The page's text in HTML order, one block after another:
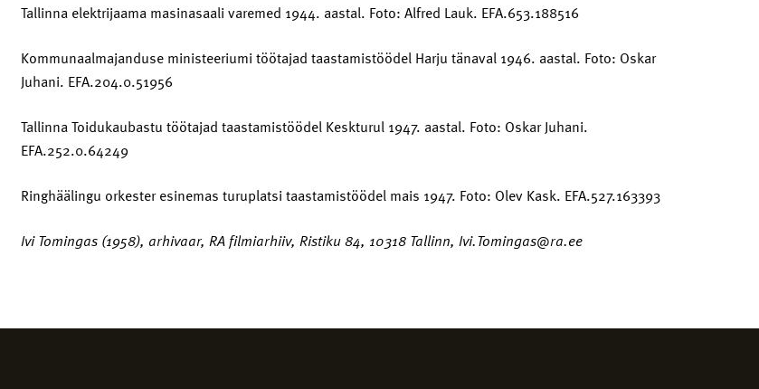
Tallinna elektrijaama masinasaali varemed 1944. aastal. Foto: Alfred Lauk. EFA.653.188516
Kommunaalmajanduse ministeeriumi töötajad taastamistöödel Harju tänaval 1946. aastal. Foto: Oskar
Juhani. EFA.204.0.51956
Tallinna Toidukaubastu töötajad taastamistöödel Keskturul 1947. aastal. Foto: Oskar Juhani.
EFA.252.0.64249
Ringhäälingu orkester esinemas turuplatsi taastamistöödel mais 1947. Foto: Olev Kask. EFA.527.163393
Ivi Tomingas (1958), arhivaar, RA filmiarhiiv, Ristiku 84, 10318 Tallinn, Ivi.Tomingas@ra.ee